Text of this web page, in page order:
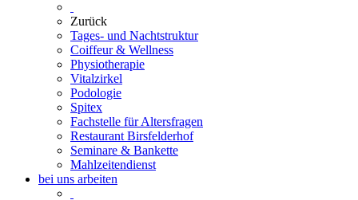
Zurück
Tages- und Nachtstruktur
Coiffeur & Wellness
Physiotherapie
Vitalzirkel
Podologie
Spitex
Fachstelle für Altersfragen
Restaurant Birsfelderhof
Seminare & Bankette
Mahlzeitendienst
bei uns arbeiten